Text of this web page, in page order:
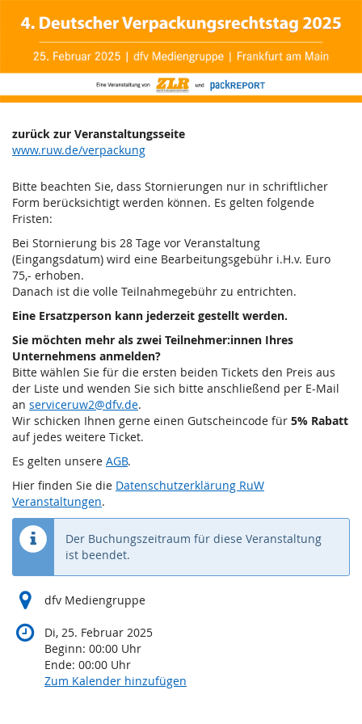
Zum
Haupt-
Inhalt
springen
4.
Deutscher
Verpackungsrechtstag
2025
Di,
25.
Februar
2025
zurück zur Veranstaltungsseite
www.ruw.de/verpackung
Bitte beachten Sie, dass Stornierungen nur in schriftlicher
Form berücksichtigt werden können. Es gelten folgende
Fristen:
Bei Stornierung bis 28 Tage vor Veranstaltung
(Eingangsdatum) wird eine Bearbeitungsgebühr i.H.v. Euro
75,- erhoben.
Danach ist die volle Teilnahmegebühr zu entrichten.
Eine Ersatzperson kann jederzeit gestellt werden.
Sie möchten mehr als zwei Teilnehmer:innen Ihres
Unternehmens anmelden?
Bitte wählen Sie für die ersten beiden Tickets den Preis aus
der Liste und wenden Sie sich bitte anschließend per E-Mail
an serviceruw2@dfv.de.
Wir schicken Ihnen gerne einen Gutscheincode für 5% Rabatt
auf jedes weitere Ticket.
Es gelten unsere AGB.
Hier finden Sie die Datenschutzerklärung RuW
Veranstaltungen.
Der Buchungszeitraum für diese Veranstaltung
ist beendet.
dfv Mediengruppe
Di, 25. Februar 2025
Beginn: 00:00 Uhr
Ende: 00:00 Uhr
Zum Kalender hinzufügen